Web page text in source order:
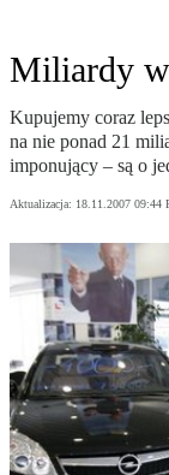
Miliardy w
Kupujemy coraz
na nie ponad 21
imponujący – są o
Aktualizacja: 18.11.2007 09:44